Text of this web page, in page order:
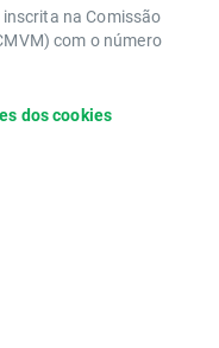
na Comissão
com o número
dos cookies